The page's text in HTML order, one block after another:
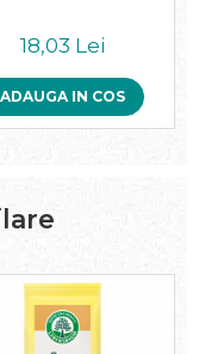
18,03 Lei
ADAUGA IN COS